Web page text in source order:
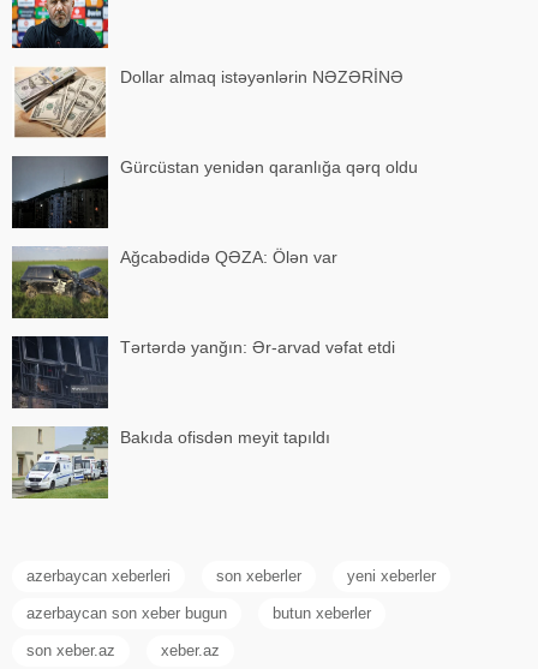
Dollar almaq istəyənlərin NƏZƏRİNƏ
Gürcüstan yenidən qaranlığa qərq oldu
Ağcabədidə QƏZA: Ölən var
Tərtərdə yanğın: Ər-arvad vəfat etdi
Bakıda ofisdən meyit tapıldı
azerbaycan xeberleri son xeberler yeni xeberler
azerbaycan son xeber bugun butun xeberler
son xeber.az xeber.az